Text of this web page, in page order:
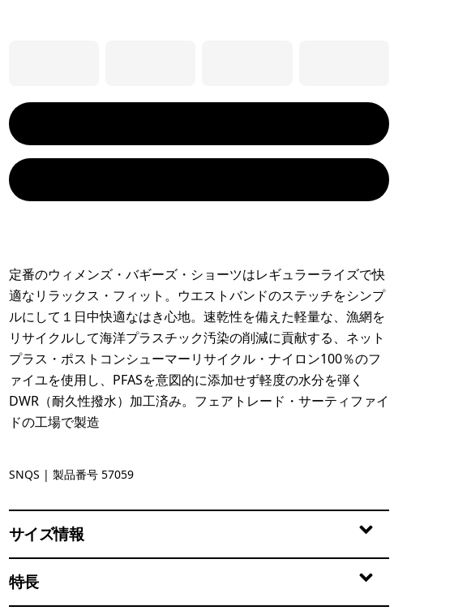
定番のウィメンズ・バギーズ・ショーツはレギュラーライズで快
適なリラックス・フィット。ウエストバンドのステッチをシンプ
ルにして１日中快適なはき心地。速乾性を備えた軽量な、漁網を
リサイクルして海洋プラスチック汚染の削減に貢献する、ネット
プラス・ポストコンシューマーリサイクル・ナイロン100％のフ
ァイユを使用し、PFASを意図的に添加せず軽度の水分を弾く
DWR（耐久性撥水）加工済み。フェアトレード・サーティファイ
ドの工場で製造
Sun Quilt: Blue Sage
SNQS | 製品番号 57059
サイズ情報
特長